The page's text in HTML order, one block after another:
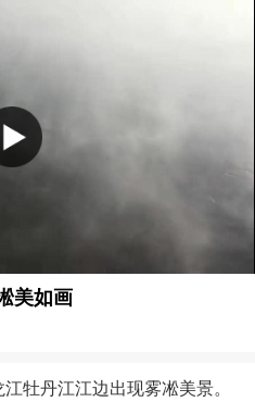
美如画
丹江江边出现雾凇美景。